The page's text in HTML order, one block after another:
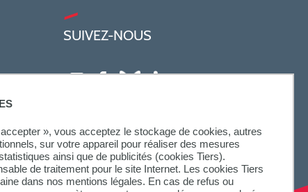
», vous acceptez le stockage de cookies, autres
sur votre appareil pour réaliser des mesures
ainsi que de publicités (cookies Tiers).
de traitement pour le site Internet. Les cookies Tiers
dans nos mentions légales. En cas de refus ou
SUIVEZ-NOUS